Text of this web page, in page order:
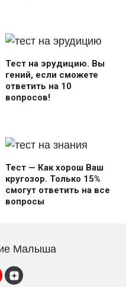
Тест на эрудицию. Вы
гений, если сможете
ответить на 10
вопросов!
Тест — Как хорош Ваш
кругозор. Только 15%
смогут ответить на все
вопросы
Малыша